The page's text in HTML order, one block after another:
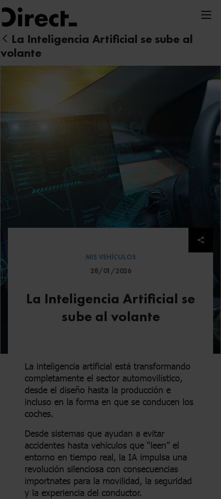
Nota:
este
sitio
web
incluye
un
La Inteligencia Artificial se sube al
volante
MIS VEHÍCULOS
28/01/2026
La Inteligencia Artificial se
sube al volante
La inteligencia artificial está transformando
completamente el sector automovilístico,
desde el diseño hasta la producción e
incluso en la forma en que se conducen los
coches.
Desde sistemas que ayudan a evitar
accidentes hasta vehículos que “leen” el
entorno en tiempo real, la IA impulsa una
revolución silenciosa con consecuencias
importnates para la movilidad, la seguridad
y la experiencia del conductor.